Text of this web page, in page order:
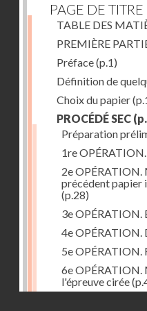
PAGE DE TITRE
TABLE DES
PREMIÈRE
Préface(p.1)
Définition de
Choix du papier
PROCÉDÉ SEC
Préparation
1re
2e OPÉRATION.
précédent papier
(p.28)
3e OPÉRATION.
4e OPÉRATION.
5e OPÉRATION.
6e OPÉRATION.
l'épreuve cirée